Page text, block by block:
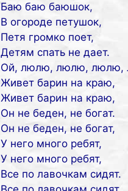
Баю баю баюшок,
В огороде петушок,
Петя громко поет,
Детям спать не дает.
Ой, люлю, люлю, люлю,
Живет барин на краю,
Живет барин на краю,
Он не беден, не богат.
Он не беден, не богат,
У него много ребят,
У него много ребят,
Все по лавочкам сидят.